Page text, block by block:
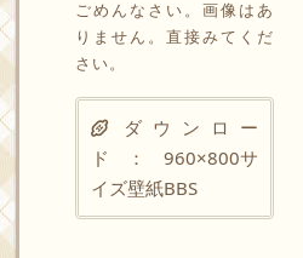
ごめんなさい。画像はあ
りません。直接みてくだ
さい。
ダウンロー
ド ：960×800サ
イズ壁紙BBS